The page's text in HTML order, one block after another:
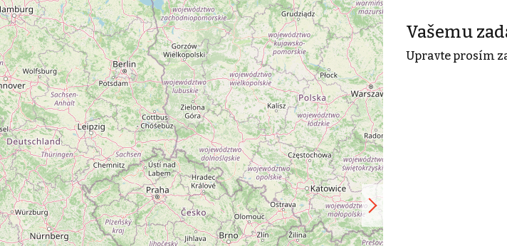
Vašemu
Upravte prosím